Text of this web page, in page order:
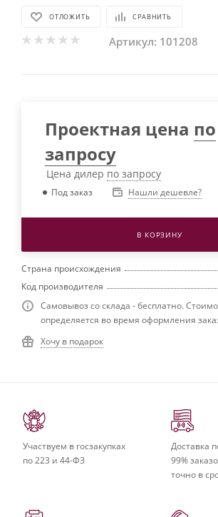
ОТЛОЖИТЬ СРАВНИТЬ
Артикул: 101208
Проектная цена по
запросу
Цена дилер по запросу
Под заказ Нашли дешевле?
В КОРЗИНУ
Страна происхождения
Код производителя
Самовывоз со склада - бесплатно.
определяется во время оформления
Хочу в подарок
Участвуем в госзакупках
по 223 и 44-ФЗ
Доставка
99%
точно в